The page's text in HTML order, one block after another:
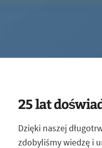
25 lat
Dzięki naszej
zdobyliśmy wiedzę i